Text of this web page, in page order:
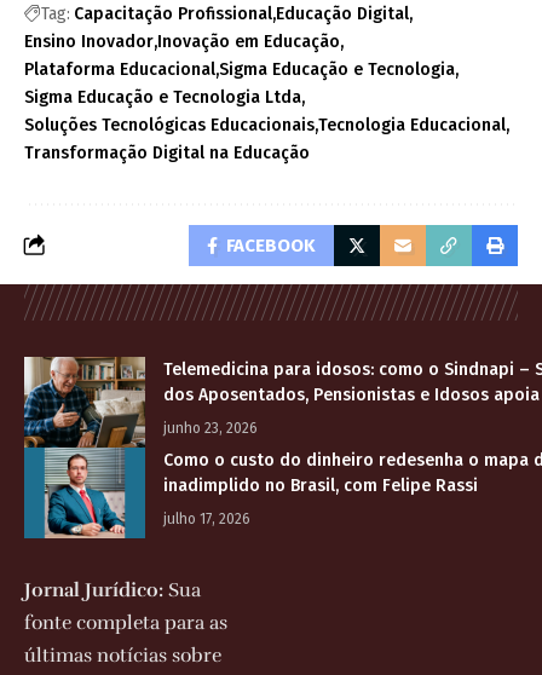
Tag: Capacitação Profissional Educação Digital
Ensino Inovador Inovação em Educação
Plataforma EducacionalSigma Educação e Tecnologia
Sigma Educação e Tecnologia Ltda
Soluções Tecnológicas EducacionaisTecnologia Educacional
Transformação Digital na Educação
FACEBOOK
Telemedicina para idosos: como o Sindnapi –
dos Aposentados, Pensionistas e Idosos apoia
junho 23, 2026
Como o custo do dinheiro redesenha o mapa
inadimplido no Brasil, com Felipe Rassi
julho 17, 2026
Jornal Jurídico: Sua
fonte completa para as
últimas notícias sobre